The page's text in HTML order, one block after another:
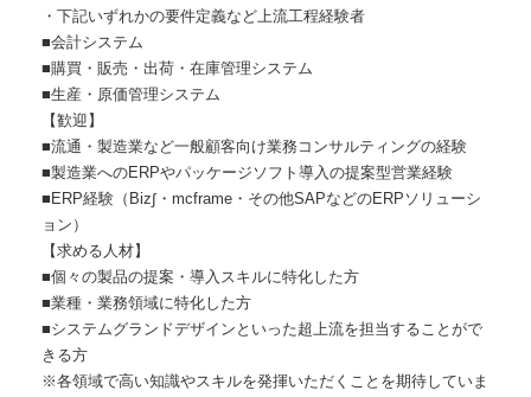
・下記いずれかの要件定義など上流工程経験者
■会計システム
■購買・販売・出荷・在庫管理システム
■生産・原価管理システム
【歓迎】
■流通・製造業など一般顧客向け業務コンサルティングの経験
■製造業へのERPやパッケージソフト導入の提案型営業経験
■ERP経験（Biz∫・mcframe・その他SAPなどのERPソリューシ
ョン）
【求める人材】
■個々の製品の提案・導入スキルに特化した方
■業種・業務領域に特化した方
■システムグランドデザインといった超上流を担当することがで
きる方
※各領域で高い知識やスキルを発揮いただくことを期待していま